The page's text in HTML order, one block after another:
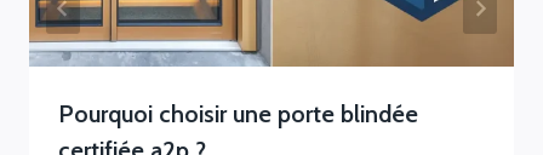
Pourquoi choisir une porte blindée